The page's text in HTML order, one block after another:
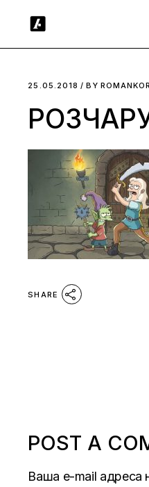
25.05.2018 BY
SHARE
POST A
Ваша e-mail адреса